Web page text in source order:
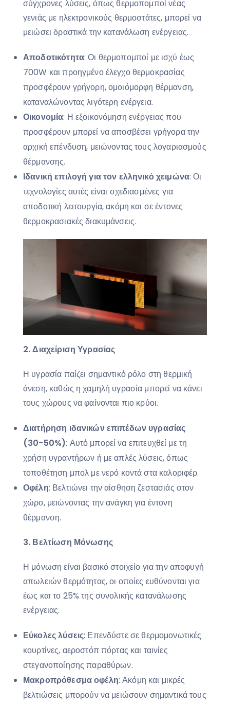
σύγχρονες λύσεις, όπως θερμοπομποί νέας
γενιάς με ηλεκτρονικούς θερμοστάτες, μπορεί να
μειώσει δραστικά την κατανάλωση ενέργειας.
Αποδοτικότητα: Οι θερμοπομποί με ισχύ έως
700W και προηγμένο έλεγχο θερμοκρασίας
προσφέρουν γρήγορη, ομοιόμορφη θέρμανση,
καταναλώνοντας λιγότερη ενέργεια.
Οικονομία: Η εξοικονόμηση ενέργειας που
προσφέρουν μπορεί να αποσβέσει γρήγορα την
αρχική επένδυση, μειώνοντας τους λογαριασμούς
θέρμανσης.
Ιδανική επιλογή για τον ελληνικό χειμώνα: Οι
τεχνολογίες αυτές είναι σχεδιασμένες για
αποδοτική λειτουργία, ακόμη και σε έντονες
θερμοκρασιακές διακυμάνσεις.
2. Διαχείριση Υγρασίας
Η υγρασία παίζει σημαντικό ρόλο στη θερμική
άνεση, καθώς η χαμηλή υγρασία μπορεί να κάνει
τους χώρους να φαίνονται πιο κρύοι.
Διατήρηση ιδανικών επιπέδων υγρασίας
(30-50%): Αυτό μπορεί να επιτευχθεί με τη
χρήση υγραντήρων ή με απλές λύσεις, όπως
τοποθέτηση μπολ με νερό κοντά στα καλοριφέρ.
Οφέλη: Βελτιώνει την αίσθηση ζεστασιάς στον
χώρο, μειώνοντας την ανάγκη για έντονη
θέρμανση.
3. Βελτίωση Μόνωσης
Η μόνωση είναι βασικό στοιχείο για την αποφυγή
απωλειών θερμότητας, οι οποίες ευθύνονται για
έως και το 25% της συνολικής κατανάλωσης
ενέργειας.
Εύκολες λύσεις: Επενδύστε σε θερμομονωτικές
κουρτίνες, αεροστόπ πόρτας και ταινίες
στεγανοποίησης παραθύρων.
Μακροπρόθεσμα οφέλη: Ακόμη και μικρές
βελτιώσεις μπορούν να μειώσουν σημαντικά τους